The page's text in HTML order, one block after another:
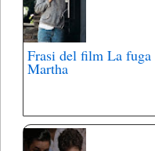
Frasi del film La fuga
Martha